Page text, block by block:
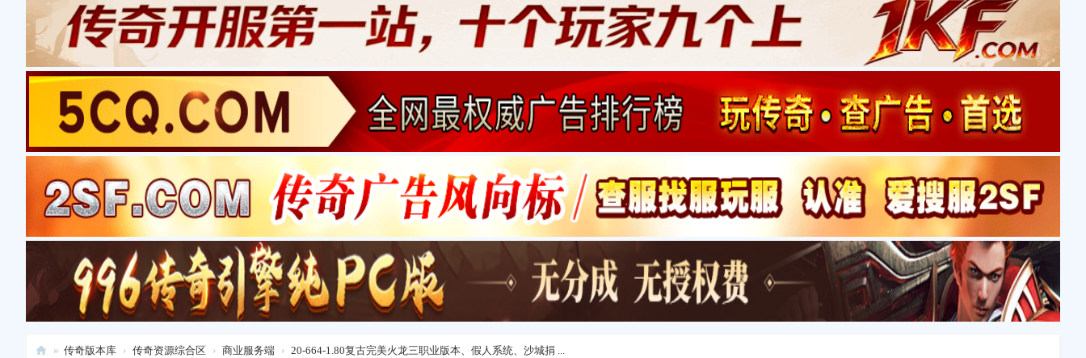
» 传奇版本库 › 传奇资源综合区 › 商业服务端 › 20-664-1.80复古完美火龙三职业版本、假人系统、沙城捐 ...